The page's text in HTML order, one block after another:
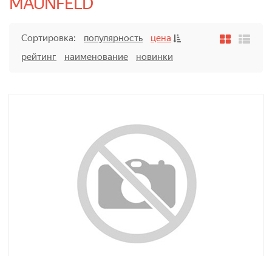
Сортировка: популярность
цена
рейтинг
наименование новинки